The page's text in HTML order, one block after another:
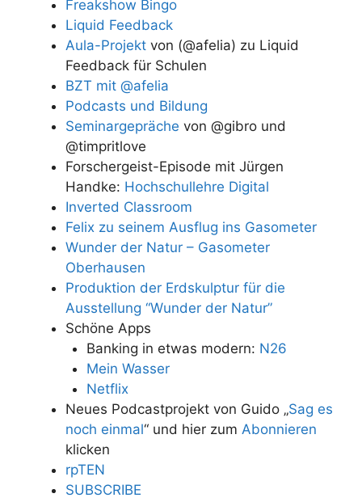
Freakshow Bingo
Liquid Feedback
Aula-Projekt von (@afelia) zu Liquid
Feedback für Schulen
BZT mit @afelia
Podcasts und Bildung
Seminargepräche von @gibro und
@timpritlove
Forschergeist-Episode mit Jürgen
Handke: Hochschullehre Digital
Inverted Classroom
Felix zu seinem Ausflug ins Gasometer
Wunder der Natur – Gasometer
Oberhausen
Produktion der Erdskulptur für die
Ausstellung “Wunder der Natur”
Schöne Apps
Banking in etwas modern: N26
Mein Wasser
Netflix
Neues Podcastprojekt von Guido „Sag es
noch einmal“ und hier zum Abonnieren
klicken
rpTEN
SUBSCRIBE